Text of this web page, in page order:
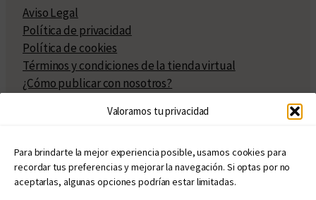
Valoramos tu privacidad
Para brindarte la mejor experiencia posible, usamos cookies para
recordar tus preferencias y mejorar la navegación. Si optas por no
aceptarlas, algunas opciones podrían estar limitadas.
Aviso Legal
Política de privacidad
Política de cookies
Términos y condiciones de la tienda virtual
¿Cómo publicar con nosotros?
Políticas de publicación
Políticas de coedición
Atribuciones